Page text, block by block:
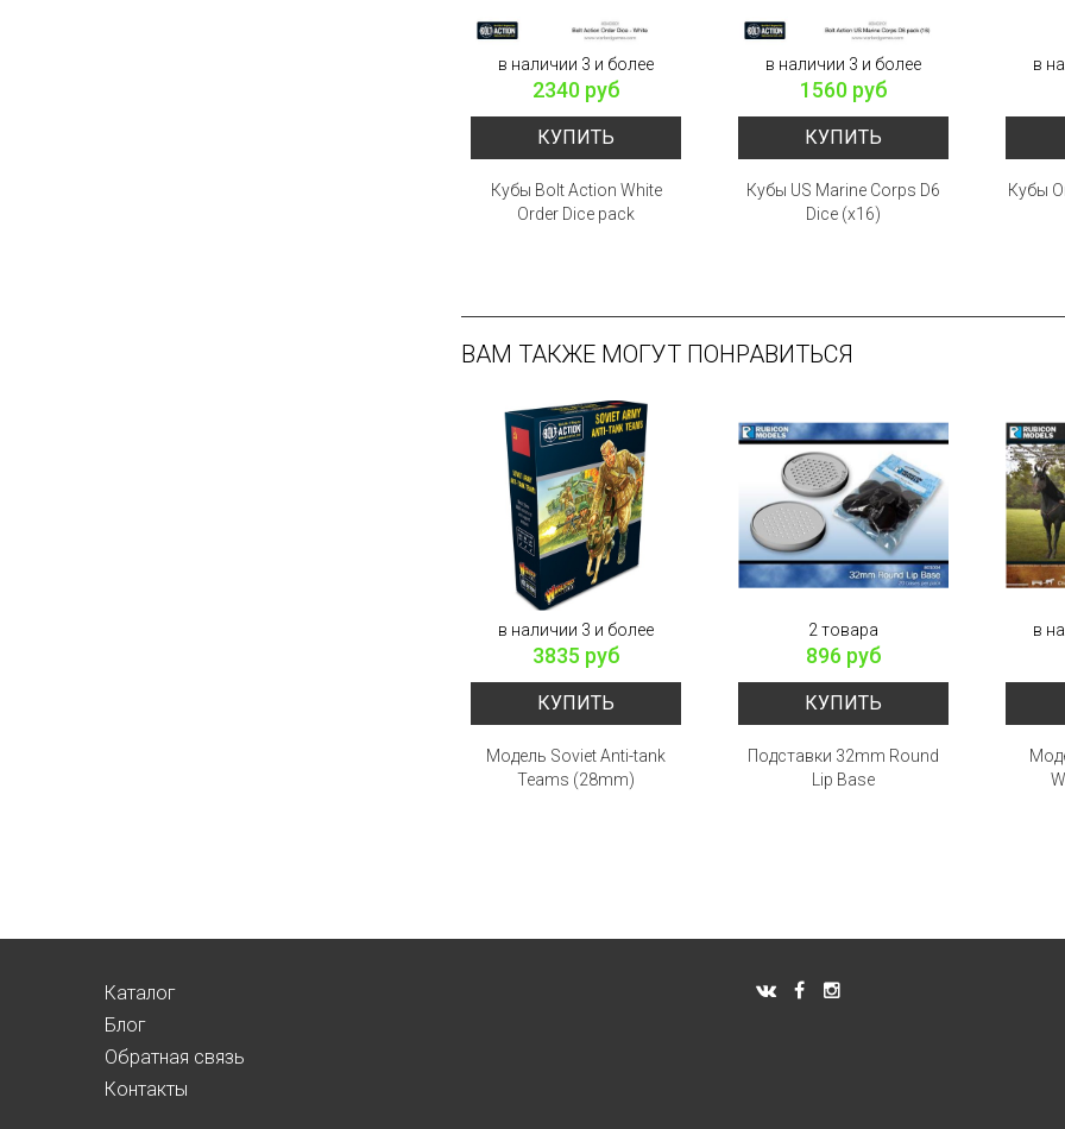
в наличии 3 и более
2340 руб
КУПИТЬ
Кубы Bolt Action White
Order Dice pack
в наличии 3 и более
1560 руб
КУПИТЬ
Кубы US Marine Corps D6
Dice (x16)
в
Кубы
ВАМ ТАКЖЕ МОГУТ ПОНРАВИТЬСЯ
в наличии 3 и более
3835 руб
КУПИТЬ
Модель Soviet Anti-tank
Teams (28mm)
2 товара
896 руб
КУПИТЬ
Подставки 32mm Round
Lip Base
в
Каталог
Блог
Обратная связь
Контакты